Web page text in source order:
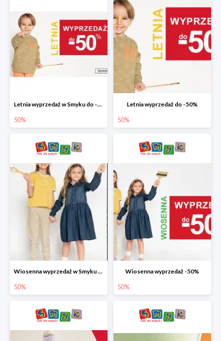
Letnia wyprzedaż w Smyku do -50%
50%
Letnia wyprzedaż do -50%
50%
Wiosenna wyprzedaż w Smyku do -50%
50%
Wiosenna wyprzedaż -50%
50%